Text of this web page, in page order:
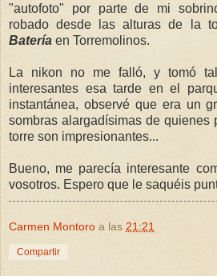
"autofoto" por parte de mi
robado desde las alturas de la
Batería en Torremolinos.
La nikon no me falló, y tomó
interesantes esa tarde en el
instantánea, observé que era un
sombras alargadísimas de quienes
torre son impresionantes...
Bueno, me parecía interesante
vosotros. Espero que le saquéis
Carmen Montoro a las 21:21
Compartir